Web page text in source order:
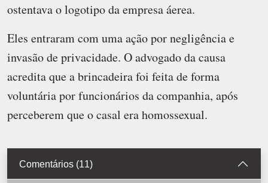
ostentava o logotipo da empresa áerea.
Eles entraram com uma ação por negligência e
invasão de privacidade. O advogado da causa
acredita que a brincadeira foi feita de forma
voluntária por funcionários da companhia, após
perceberem que o casal era homossexual.
Comentários (11)